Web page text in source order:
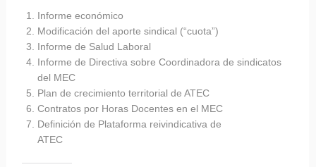
Informe económico
Modificación del aporte sindical (“cuota”)
Informe de Salud Laboral
Informe de Directiva sobre Coordinadora de sindicatos
del MEC
Plan de crecimiento territorial de ATEC
Contratos por Horas Docentes en el MEC
Definición de Plataforma reivindicativa de
ATEC